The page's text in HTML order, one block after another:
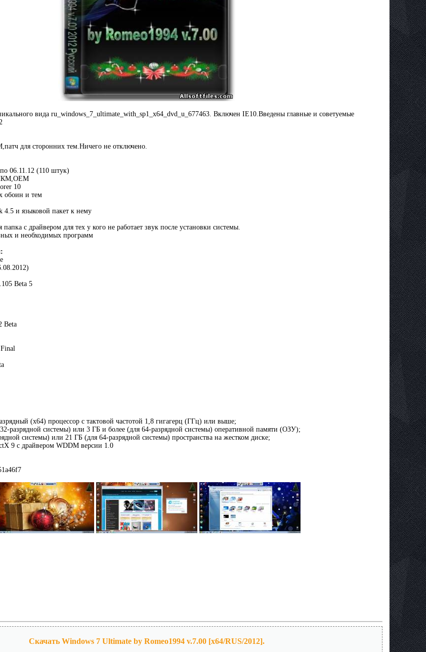
вида ru_windows_7_ultimate_with_sp1_x64_dvd_u_677463. Включен IE10.Введены главные и советуемые
для сторонних тем.Ничего не отключено.
06.11.12 (110 штук)
ПКМ,ОЕМ
10
обоин и тем
4.5 и языковой пакет к нему
с драйвером для тех у кого не работает звук после установки системы.
и необходимых программ
Beta 5
Beta
(x64) процессор с тактовой частотой 1,8 гигагерц (ГГц) или выше;
разрядной системы) или 3 ГБ и более (для 64-разрядной системы) оперативной памяти (ОЗУ);
системы) или 21 ГБ (для 64-разрядной системы) пространства на жестком диске;
9 с драйвером WDDM версии 1.0
Скачать Windows 7 Ultimate by Romeo1994 v.7.00 [x64/RUS/2012].